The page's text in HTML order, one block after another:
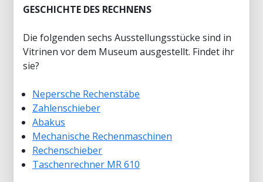
GESCHICHTE DES RECHNENS
Die folgenden sechs Ausstellungsstücke sind in
Vitrinen vor dem Museum ausgestellt. Findet ihr
sie?
Nepersche Rechenstäbe
Zahlenschieber
Abakus
Mechanische Rechenmaschinen
Rechenschieber
Taschenrechner MR 610